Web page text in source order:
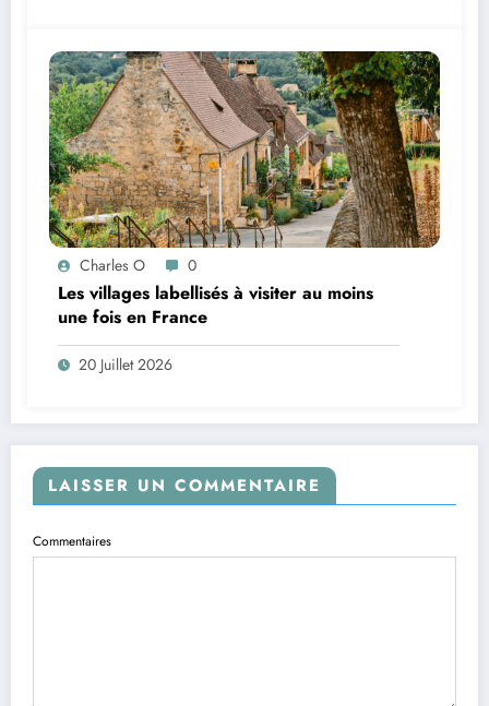
Charles O 0
Les villages labellisés à visiter au moins
une fois en France
20 Juillet 2026
LAISSER UN COMMENTAIRE
Commentaires